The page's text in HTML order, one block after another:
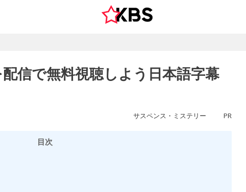
信で無料視聴しよう日本語字幕
サスペンス・ミステリー PR
目次